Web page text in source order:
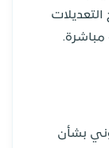
التعديلات
بشأن